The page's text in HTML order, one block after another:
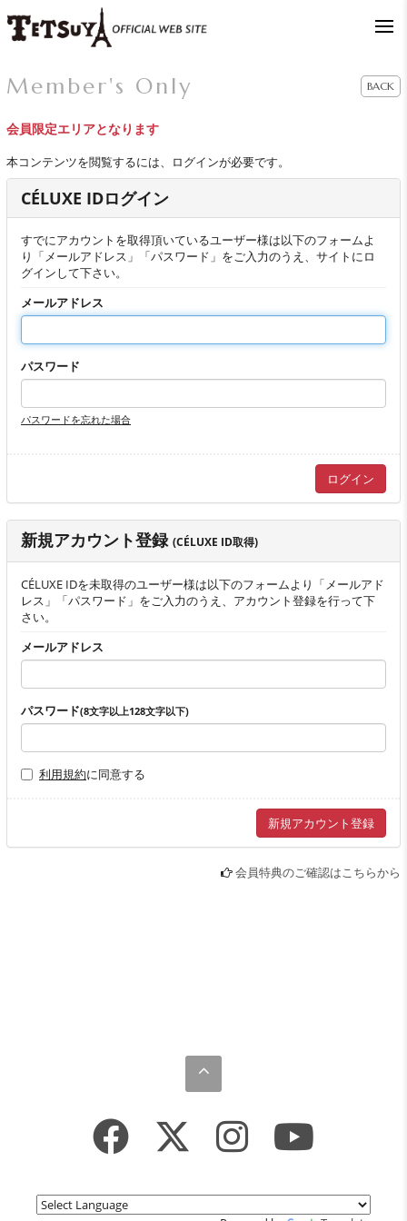
Member's Only BACK
会員限定エリアとなります
本コンテンツを閲覧するには、ログインが必要です。
CÉLUXE IDログイン
すでにアカウントを取得頂いているユーザー様は以下のフォームよ
り「メールアドレス」「パスワード」をご入力のうえ、サイトにロ
グインして下さい。
メールアドレス
パスワード
パスワードを忘れた場合
新規アカウント登録 (CÉLUXE ID取得)
CÉLUXE IDを未取得のユーザー様は以下のフォームより「メールアド
レス」「パスワード」をご入力のうえ、アカウント登録を行って下
さい。
メールアドレス
パスワード(8文字以上128文字以下)
利用規約に同意する
会員特典のご確認はこちらから